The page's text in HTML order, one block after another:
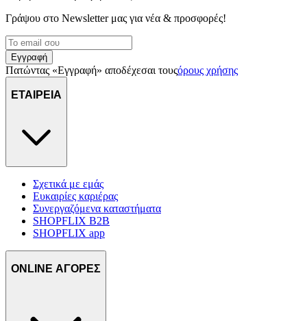
Γράψου στο Νewsletter μας για νέα & προσφορές!
Εγγραφή
Πατώντας «Εγγραφή» αποδέχεσαι τουςόρους χρήσης
ΕΤΑΙΡΕΙΑ
Σχετικά με εμάς
Ευκαιρίες καριέρας
Συνεργαζόμενα καταστήματα
SHOPFLIX B2B
SHOPFLIX app
ONLINE ΑΓΟΡΕΣ